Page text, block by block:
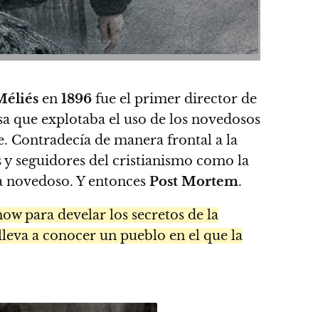
en 1896 fue el primer director de
que explotaba el uso de los novedosos
Contradecía de manera frontal a la
seguidores del cristianismo como la
Y entonces Post Mortem.
para develar los secretos de la
a conocer un pueblo en el que la